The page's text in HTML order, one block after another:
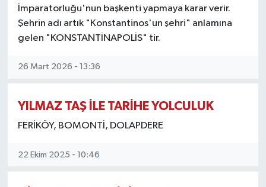
İmparatorluğu'nun başkenti yapmaya karar verir.
Şehrin adı artık "Konstantinos'un şehri" anlamına
gelen "KONSTANTİNAPOLİS" tir.
26 Mart 2026 - 13:36
YILMAZ TAŞ İLE TARİHE YOLCULUK
FERİKÖY, BOMONTİ, DOLAPDERE
22 Ekim 2025 - 10:46
ÖZEL HABER
SAĞLIK
SPOR
TİCARET
YAŞAM